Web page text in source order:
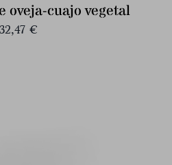
oveja-cuajo vegetal
32,47 €